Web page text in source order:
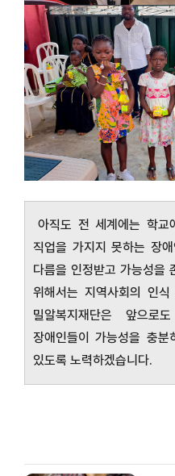
아직도 전 세계에는 학교
직업을 가지지 못하는 장
다름을 인정받고 가능성을
위해서는 지역사회의 인
밀알복지재단은 앞으
장애인들이 가능성을 충
있도록 노력하겠습니다.